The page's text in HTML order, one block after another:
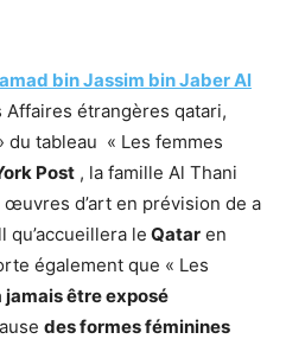
bin Jassim bin Jaber Al
Affaires étrangères qatari,
du tableau « Les femmes
Post , la famille Al Thani
d’art en prévision de a
le Qatar en
également que « Les
jamais être exposé
des formes féminines